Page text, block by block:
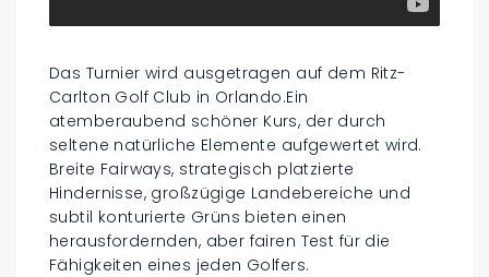
Das Turnier wird ausgetragen auf dem Ritz-
Carlton Golf Club in Orlando.Ein
atemberaubend schöner Kurs, der durch
seltene natürliche Elemente aufgewertet wird.
Breite Fairways, strategisch platzierte
Hindernisse, großzügige Landebereiche und
subtil konturierte Grüns bieten einen
herausfordernden, aber fairen Test für die
Fähigkeiten eines jeden Golfers.